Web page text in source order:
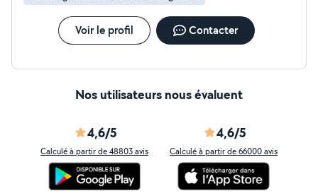
Voir le profil Contacter
Nos utilisateurs nous évaluent
4,6/5
Calculé à partir de 48803 avis
4,6/5
Calculé à partir de 66000 avis